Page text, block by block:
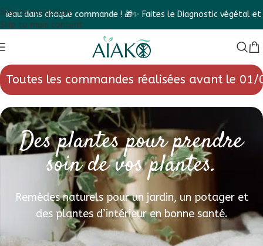
Skip to navigation
Skip to main content
dans chaque commande ! 🎁✨ Faites le Diagnostic végétal et
Toutes les commandes réalisées avant le
Des plantes pour prendre
soin de vos plantes.
Remèdes naturels pour un jardin, un potager et
des plantes d’intérieur en bonne santé.